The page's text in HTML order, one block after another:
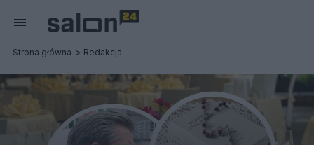
Strona główna Redakcja